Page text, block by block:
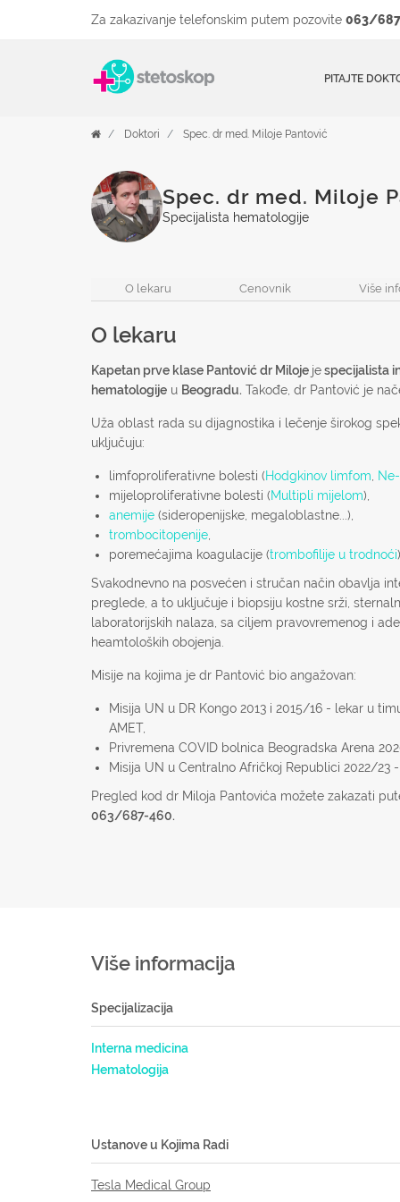
Za zakazivanje telefonskim putem pozovite 063/
PITAJTE
Doktori Spec. dr med. Miloje Pantović
Spec. dr med. Miloje
Specijalista hematologije
O lekaru Cenovnik Više
O lekaru
Kapetan prve klase Pantović dr Miloje jespecijalista
hematologije u Beogradu. Takođe, dr Pantović je
Uža oblast rada su dijagnostika i lečenje širokog
uključuju:
limfoproliferativne bolesti (Hodgkinov limfom
mijeloproliferativne bolesti (Multipli mijelom),
anemije (sideropenijske, megaloblastne...),
trombocitopenije
poremećajima koagulacije (trombofilije u trodnoći).
Svakodnevno na posvećen i stručan način obavlja
preglede, a to uključuje i biopsiju kostne srži,
laboratorijskih nalaza, sa ciljem pravovremenog i
heamtoloških obojenja.
Misije na kojima je dr Pantović bio angažovan:
Misija UN u DR Kongo 2013 i 2015/16 - lekar u
AMET,
Privremena COVID bolnica Beogradska Arena
Misija UN u Centralno Afričkoj Republici 2022/23
Pregled kod dr Miloja Pantovića možete zakazati
063/687-460.
Više informacija
Specijalizacija
Interna medicina
Hematologija
Ustanove u Kojima Radi
Tesla Medical Group